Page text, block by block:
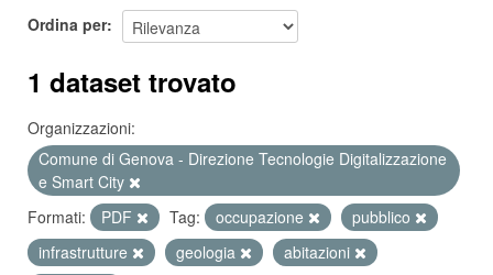
Ordina per
1 dataset trovato
Organizzazioni:
Comune di Genova - Direzione Tecnologie Digitalizzazione
e Smart City
Formati:
PDF Tag: occupazione
pubblico
infrastrutture
geologia
abitazioni